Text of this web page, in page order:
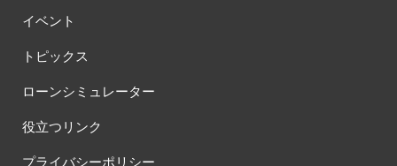
イベント
トピックス
ローンシミュレーター
役立つリンク
プライバシーポリシー